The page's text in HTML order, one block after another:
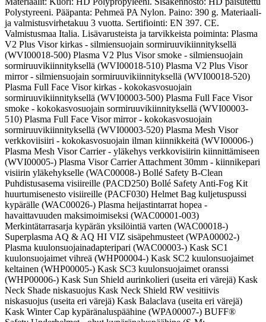
Polystyreeni. Pääpanta: Pehmeä PA Nylon. Paino: 390 g. Materiaali-
ja valmistusvirhetakuu 3 vuotta. Sertifiointi: EN 397. CE.
Valmistusmaa Italia. Lisävarusteista ja tarvikkeista poiminta: Plasma
V2 Plus Visor kirkas - silmiensuojain sormiruuvikiinnityksellä
(WVI00018-500) Plasma V2 Plus Visor smoke - silmiensuojain
sormiruuvikiinnityksellä (WVI00018-510) Plasma V2 Plus Visor
mirror - silmiensuojain sormiruuvikiinnityksellä (WVI00018-520)
Plasma Full Face Visor kirkas - kokokasvosuojain
sormiruuvikiinnityksellä (WVI00003-500) Plasma Full Face Visor
smoke - kokokasvosuojain sormiruuvikiinnityksellä (WVI00003-
510) Plasma Full Face Visor mirror - kokokasvosuojain
sormiruuvikiinnityksellä (WVI00003-520) Plasma Mesh Visor
verkkoviisiiri - kokokasvosuojain ilman kiinnikkeitä (WVI00006-)
Plasma Mesh Visor Carrier - yläkehys verkkovisiirin kiinnittämiseen
(WVI00005-) Plasma Visor Carrier Attachment 30mm - kiinnikepari
visiirin yläkehykselle (WAC00008-) Bollé Safety B-Clean
Puhdistusasema visiireille (PACD250) Bollé Safety Anti-Fog Kit
huurtumisenesto visiireille (PACF030) Helmet Bag kuljetuspussi
kypärälle (WAC00026-) Plasma heijastintarrat hopea -
havaittavuuden maksimoimiseksi (WAC00001-003)
Merkintätarrasarja kypärän yksilöintiä varten (WAC00018-)
Superplasma AQ & AQ HI VIZ sisäpehmusteet (WPA00002-)
Plasma kuulonsuojainadapteripari (WAC00003-) Kask SC1
kuulonsuojaimet vihreä (WHP00004-) Kask SC2 kuulonsuojaimet
keltainen (WHP00005-) Kask SC3 kuulonsuojaimet oranssi
(WHP00006-) Kask Sun Shield aurinkolieri (useita eri värejä) Kask
Neck Shade niskasuojus Kask Neck Shield RW vesitiivis
niskasuojus (useita eri värejä) Kask Balaclava (useita eri värejä)
Kask Winter Cap kypäränaluspäähine (WPA00007-) BUFF®